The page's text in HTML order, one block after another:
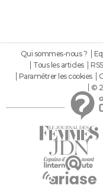
Qui sommes-nous ?
Tous les articles
RSS
Paramétrer les cookies
©